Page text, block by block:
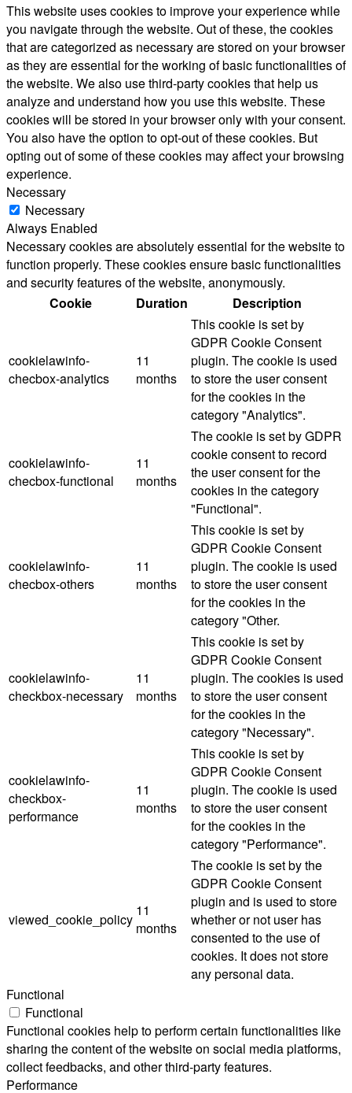
This website uses cookies to improve your experience while
you navigate through the website. Out of these, the cookies
that are categorized as necessary are stored on your browser
as they are essential for the working of basic functionalities of
the website. We also use third-party cookies that help us
analyze and understand how you use this website. These
cookies will be stored in your browser only with your consent.
You also have the option to opt-out of these cookies. But
opting out of some of these cookies may affect your browsing
experience.
Necessary
Necessary
Always Enabled
Necessary cookies are absolutely essential for the website to
function properly. These cookies ensure basic functionalities
and security features of the website, anonymously.
Cookie
Duration Description
cookielawinfo-
checbox-analytics
11
months
This cookie is set by
GDPR Cookie Consent
plugin. The cookie is used
to store the user consent
for the cookies in the
category "Analytics".
cookielawinfo-
checbox-functional
11
months
The cookie is set by GDPR
cookie consent to record
the user consent for the
cookies in the category
"Functional".
cookielawinfo-
checbox-others
11
months
This cookie is set by
GDPR Cookie Consent
plugin. The cookie is used
to store the user consent
for the cookies in the
category "Other.
cookielawinfo-
checkbox-necessary
11
months
This cookie is set by
GDPR Cookie Consent
plugin. The cookies is used
to store the user consent
for the cookies in the
category "Necessary".
cookielawinfo-
checkbox-
performance
11
months
This cookie is set by
GDPR Cookie Consent
plugin. The cookie is used
to store the user consent
for the cookies in the
category "Performance".
viewed_cookie_policy
11
months
The cookie is set by the
GDPR Cookie Consent
plugin and is used to store
whether or not user has
consented to the use of
cookies. It does not store
any personal data.
Functional
Functional
Functional cookies help to perform certain functionalities like
sharing the content of the website on social media platforms,
collect feedbacks, and other third-party features.
Performance